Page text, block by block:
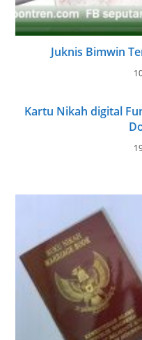
Juknis Bimwin
Kartu Nikah digital